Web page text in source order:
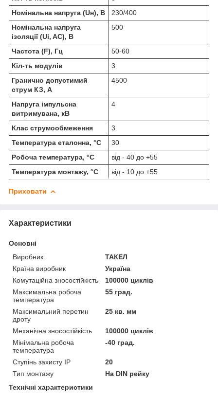
Номінальна напруга (Uн), В
230/400
Номінальна напруга
ізоляції (Ui, AC), В
500
Частота (F), Гц
50-60
Кіл-ть модулів
3
Гранично допустимий
струм КЗ, А
4500
Напруга імпульсна
витримувана, кВ
4
Клас струмообмеження
3
Температура еталонна, °C
30
Робоча температура, °C
від - 40 до +55
Температура монтажу, °C
від - 10 до +55
Приховати
Характеристики
Основні
Виробник
ТАКЕЛ
Країна виробник
Україна
Комутаційна зносостійкість
100000 циклів
Максимальна робоча
температура
55 град.
Максимальний перетин
дроту
25 кв. мм
Механічна зносостійкість
100000 циклів
Мінімальна робоча
температура
-40 град.
Ступінь захисту IP
20
Тип монтажу
На DIN рейку
Технічні характеристики